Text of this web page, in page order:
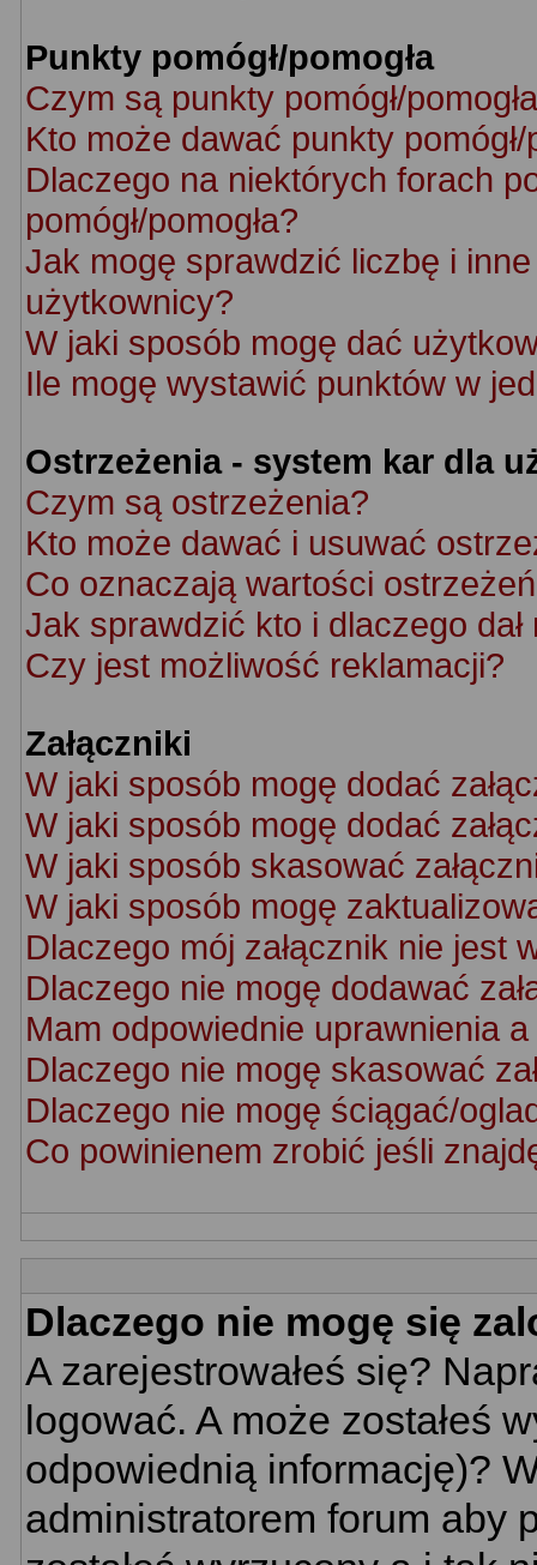
Punkty pomógł/pomogła
Czym są punkty pomógł/
Kto może dawać punkty pomógł/
Dlaczego na niektórych forach
pomógł/pomogła?
Jak mogę sprawdzić liczbę i
użytkownicy?
W jaki sposób mogę dać
Ile mogę wystawić punktów w
Ostrzeżenia - system kar dla
Czym są ostrzeżenia?
Kto może dawać i usuwać
Co oznaczają wartości
Jak sprawdzić kto i dlaczego
Czy jest możliwość reklamacji?
Załączniki
W jaki sposób mogę dodać
W jaki sposób mogę dodać
W jaki sposób skasować
W jaki sposób mogę
Dlaczego mój załącznik nie jest
Dlaczego nie mogę dodawać
Mam odpowiednie uprawnienia
Dlaczego nie mogę skasować
Dlaczego nie mogę ściągać/
Co powinienem zrobić jeśli
Dlaczego nie mogę się
A zarejestrowałeś się?
logować. A może zostałeś
odpowiednią informację)?
administratorem forum aby